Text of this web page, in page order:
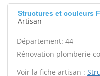
Structures et couleurs
Artisan
Département: 44
Rénovation plomberie
Voir la fiche artisan :